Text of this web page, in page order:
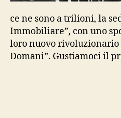
ce ne sono a trilioni, la
Immobiliare”, con uno
loro nuovo rivoluzionario
Domani”. Gustiamoci il